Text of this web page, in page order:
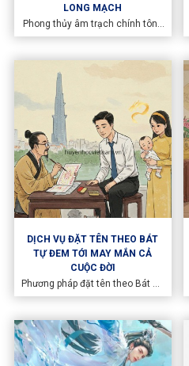
LONG MẠCH
Phong thủy âm trạch chính tông
vốn không phải là hệ thống tri
bằng việc đọc chép hay ghi nhớ
máy móc. Trong cổ học, âm
trạch được coi là đạo quan sát
sinh khí của trời đất qua mồ mả
tổ tiên, từ đó thấu hiểu mối tương
thông huyền vi giữa hình thế tự
nhiên và phúc phận nhân gian.
DỊCH VỤ ĐẶT TÊN THEO BÁT
TỰ ĐEM TỚI MAY MẮN CẢ
CUỘC ĐỜI
Phương pháp đặt tên theo Bát Tự
dựa trên giờ, ngày, tháng, năm
khuyết vận số, mang lại may
mắn và thành công. Dịch vụ đặt
tên theo Tứ Trụ sẽ giúp bố mẹ
chọn tên phù hợp, tránh sai lầm